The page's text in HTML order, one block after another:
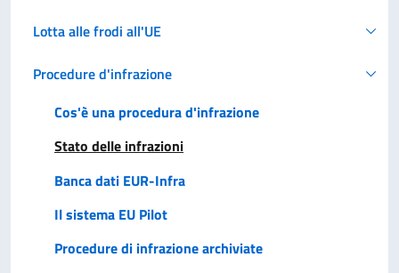
Lotta alle frodi all'UE
Procedure d'infrazione
Cos'è una procedura d'infrazione
Stato delle infrazioni
Banca dati EUR-Infra
Il sistema EU Pilot
Procedure di infrazione archiviate